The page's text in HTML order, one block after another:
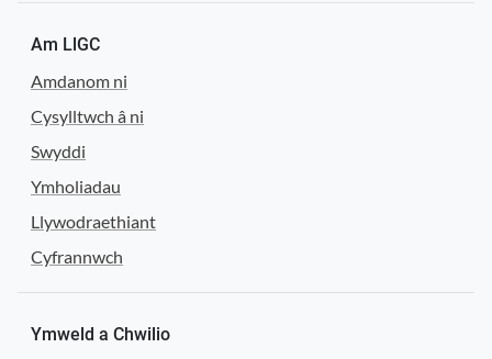
Am LlGC
Amdanom ni
Cysylltwch â ni
Swyddi
Ymholiadau
Llywodraethiant
Cyfrannwch
Ymweld a Chwilio